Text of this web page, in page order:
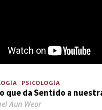
PSICOLOGÍA
que da Sentido a
Aun Weor